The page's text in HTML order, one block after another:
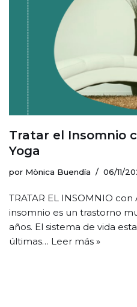
Tratar el Insomnio
Yoga
por Mònica Buendía 06/11/
TRATAR EL INSOMNIO con
insomnio es un trastorno
años. El sistema de vida
últimas… Leer más »